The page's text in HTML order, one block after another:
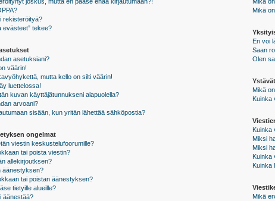
rekisteröityä?
evästeet” tekee?
asetuksiani?
väärin!
mutta kello on silti väärin!
luettelossa!
kuvan käyttäjätunnukseni alapuolella?
arvoani?
sisään, kun yritän lähettää sähköpostia?
ongelmat
viestin keskustelufoorumille?
tai poista viestin?
allekirjoutksen?
äänestyksen?
tai poistan äänestyksen?
tietyille alueille?
äänestää?
Mikä
En voi
Saan
Olen
Mikä
Kuinka
Kuinka
Miksi
Miksi
Kuinka
Kuinka
Mikä